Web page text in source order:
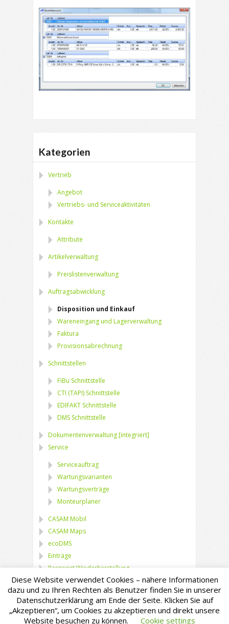
Kategorien
Vertrieb
Angebot
Vertriebs- und Serviceaktivitäten
Kontakte
Attribute
Artikelverwaltung
Preislistenverwaltung
Auftragsabwicklung
Disposition und Einkauf
Wareneingang und Lagerverwaltung
Faktura
Provisionsabrechnung
Schnittstellen
FiBu Schnittstelle
CTI (TAPI) Schnittstelle
EDIFAKT Schnittstelle
DMS Schnittstelle
Dokumentenverwaltung [integriert]
Service
Serviceauftrag
Wartungsvarianten
Wartungsverträge
Monteurplaner
CASAM Mobil
CASAM Maps
ecoDMS
Einträge
Passwort Wiederherstellung
© Copyright - SMB GmbHwww.smb-
Diese Website verwendet Cookies – nähere Informationen
dazu und zu Ihren Rechten als Benutzer finden Sie in unserer
Datenschutzerklärung am Ende der Seite. Klicken Sie auf
„Akzeptieren“, um Cookies zu akzeptieren und direkt unsere
Website besuchen zu können.
Cookie settings